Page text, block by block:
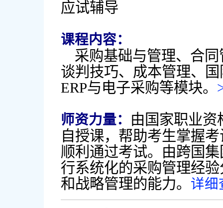
应试辅导
课程内容：
采购基础与管理、合同
谈判技巧、成本管理、
ERP与电子采购等模块。
师资力量： 由国家职业资
自授课，帮助考生掌握
顺利通过考试。由跨国
行系统化的采购管理经
和战略管理的能力。 详细